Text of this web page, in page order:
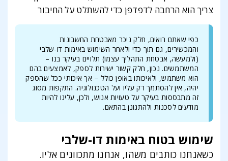
צריך הוא הרחבה לדפדפן כדי להשתלט על החיבור
כפי שאתם רואים, חלק ניכר מאבטחת החשבונות
והמכשירים, גם תוך כדי ולאחר השימוש באימות דו-שלבי
(ולמעשה, אבטחת התהליך עצמו) תלויים בעיקר בנו –
המשתמשים. נכון, חלק קשור ישירות לספק, לאמצעים בהם
הוא משתמש, ולאיכותו באופן כולל – אך איכותי ככל שהספק
יהיה, אין להסתמך רק עליו ועל הטכנולוגיה. התקפות מסוג
זה מתבססות בעיקר על טעויות אנוש, ולכן, עלינו להיות
מודעים לסכנות ולהתגונן בהתאם.
שימוש בטוח באימות דו-שלבי
כשאנחנו כותבים משהו, אנחנו מתכוונים אליו.